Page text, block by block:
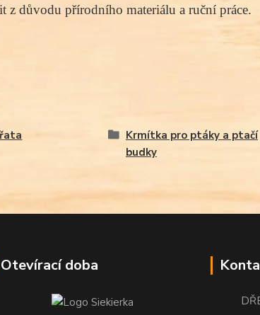
z důvodu přírodního materiálu a ruční práce.
Krmítka pro ptáky a ptačí
budky
Otevírací doba